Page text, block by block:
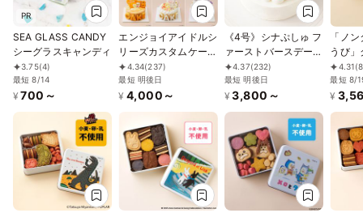
PR
SEA GLASS CANDY
シーグラスキャンディ
3.75(4)
最短 8/14
¥ 700～
エンジョイアイドルシ
リーズカスタムケーキ
4号4.34(237)
最短 明後日
¥ 4,000～
《4号》シナぷしゅ フ
ァーストバースデーケ
ーキ【※アレルギー非
対応：原材料の一部
に、小麦・卵・乳成
分・大豆を含む】
4.37(232)
最短 明後日
¥ 3,800～
「ノ
うび」
4.31
最短 8/
¥